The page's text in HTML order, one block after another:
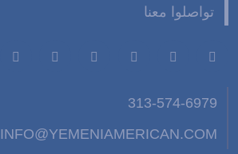
تواصلوا معنا
313-574-6979
INFO@YEMENIAMERICAN.COM